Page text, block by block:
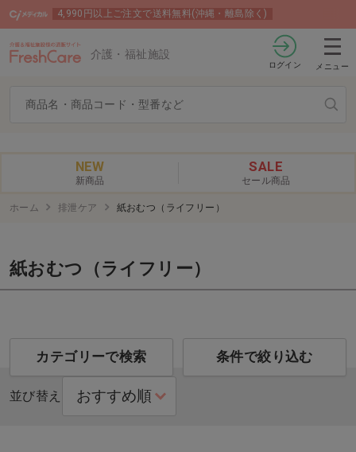
4,990円以上ご注文で送料無料(沖縄・離島除く)
介護・福祉施設
ログイン メニュー
NEW
新商品
SALE
セール商品
ホーム 排泄ケア 紙おむつ（ライフリー）
紙おむつ（ライフリー）
カテゴリーで検索 条件で絞り込む
並び替え